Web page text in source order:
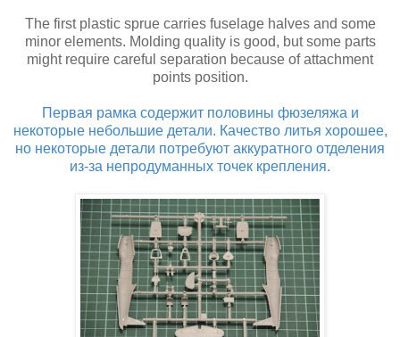
The first plastic sprue carries fuselage halves and some
minor elements. Molding quality is good, but some parts
might require careful separation because of attachment
points position.
Первая рамка содержит половины фюзеляжа и
некоторые небольшие детали. Качество литья хорошее,
но некоторые детали потребуют аккуратного отделения
из-за непродуманных точек крепления.